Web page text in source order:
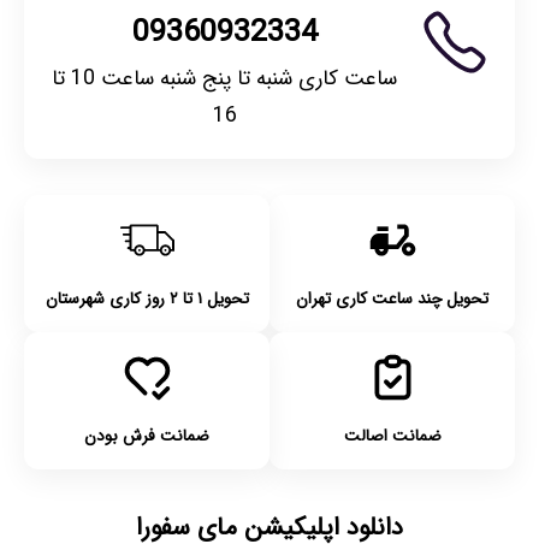
09360932334
ساعت کاری شنبه تا پنج شنبه ساعت 10 تا
16
تحویل چند ساعت کاری تهران تحویل ۱ تا ۲ روز کاری شهرستان
ضمانت اصالت ضمانت فرش بودن
دانلود اپلیکیشن مای سفورا